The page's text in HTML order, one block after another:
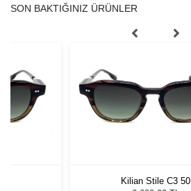
SON BAKTIĞINIZ ÜRÜNLER
Kilian Stile C3 50